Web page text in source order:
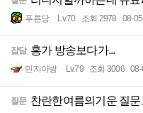
푸른당 Lv.70 조회 2978 08-05
잡담 홍가 방송보다가...
민지아방 Lv.79 조회 3006 08-
질문 찬란한여름의기운 질문